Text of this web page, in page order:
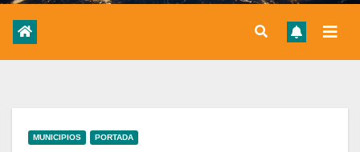
MUNICIPIOS PORTADA